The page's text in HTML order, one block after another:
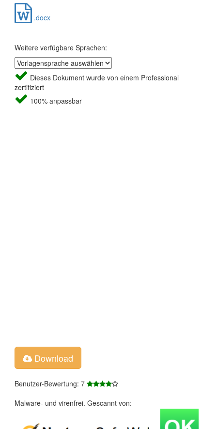
.docx
Weitere verfügbare Sprachen:
Dieses Dokument wurde von einem Professional
zertifiziert
100% anpassbar
Download
Benutzer-Bewertung: 7
Malware- und virenfrei. Gescannt von: